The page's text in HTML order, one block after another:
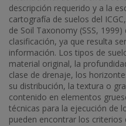
descripción requerido y a la
cartografía de suelos del
de Soil Taxonomy (SSS,
clasificación, ya que resulta
información. Los tipos de
material original, la
clase de drenaje, los
su distribución, la textura o
contenido en elementos
técnicas para la ejecución de
pueden encontrar los criterios